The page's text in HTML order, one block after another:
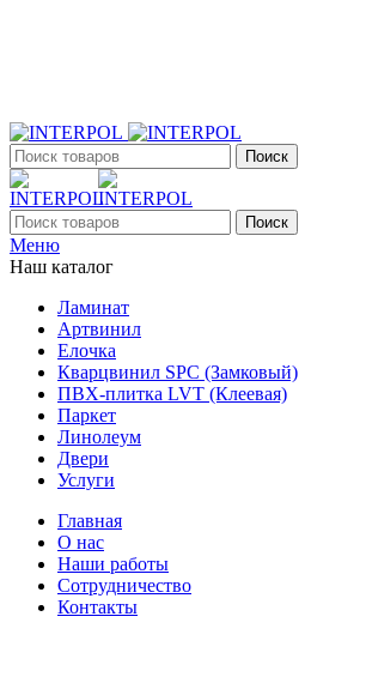
Поиск
Поиск
Меню
Наш каталог
Ламинат
Артвинил
Елочка
Кварцвинил SPC (Замковый)
ПВХ-плитка LVT (Клеевая)
Паркет
Линолеум
Двери
Услуги
Главная
О нас
Наши работы
Сотрудничество
Контакты